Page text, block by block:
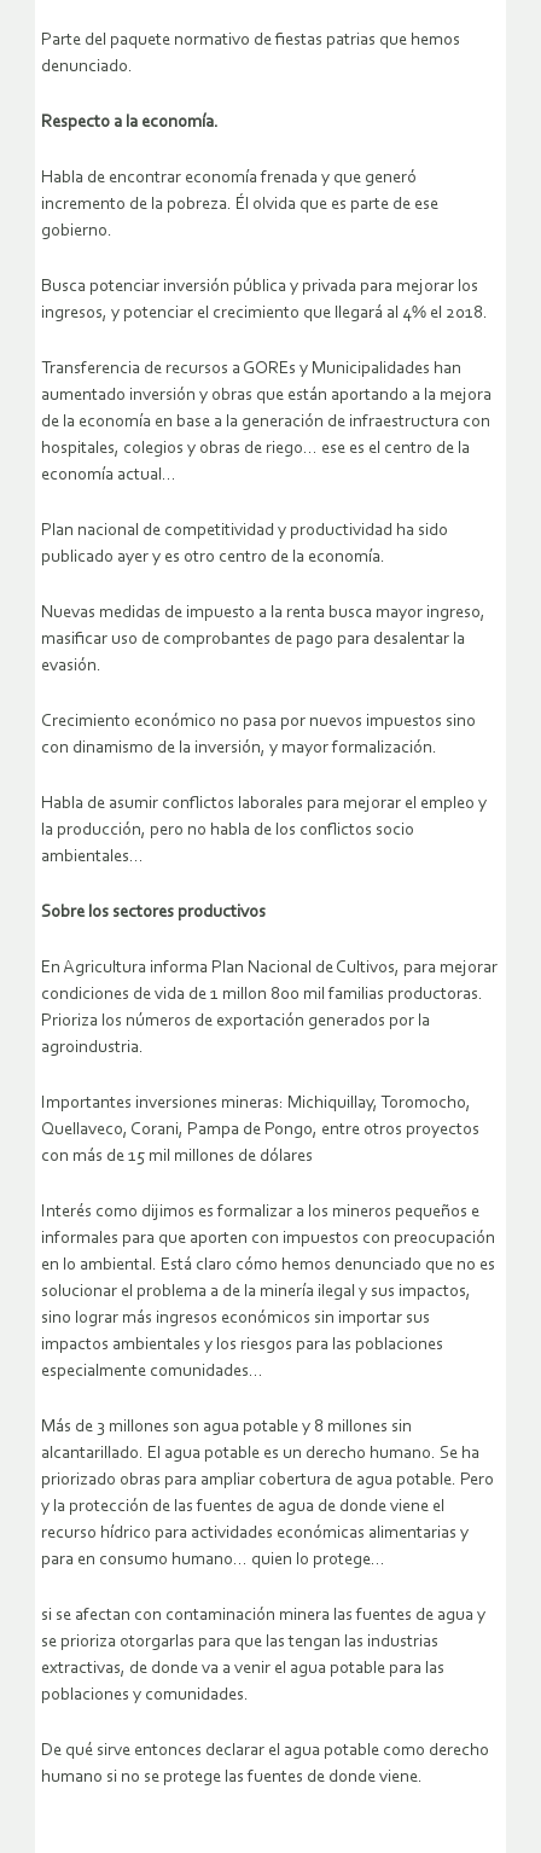
Parte del paquete normativo de fiestas patrias que hemos
denunciado.
Respecto a la economía.
Habla de encontrar economía frenada y que generó
incremento de la pobreza. Él olvida que es parte de ese
gobierno.
Busca potenciar inversión pública y privada para mejorar los
ingresos, y potenciar el crecimiento que llegará al 4% el 2018.
Transferencia de recursos a GOREs y Municipalidades han
aumentado inversión y obras que están aportando a la mejora
de la economía en base a la generación de infraestructura con
hospitales, colegios y obras de riego… ese es el centro de la
economía actual…
Plan nacional de competitividad y productividad ha sido
publicado ayer y es otro centro de la economía.
Nuevas medidas de impuesto a la renta busca mayor ingreso,
masificar uso de comprobantes de pago para desalentar la
evasión.
Crecimiento económico no pasa por nuevos impuestos sino
con dinamismo de la inversión, y mayor formalización.
Habla de asumir conflictos laborales para mejorar el empleo y
la producción, pero no habla de los conflictos socio
ambientales…
Sobre los sectores productivos
En Agricultura informa Plan Nacional de Cultivos, para mejorar
condiciones de vida de 1 millon 800 mil familias productoras.
Prioriza los números de exportación generados por la
agroindustria.
Importantes inversiones mineras: Michiquillay, Toromocho,
Quellaveco, Corani, Pampa de Pongo, entre otros proyectos
con más de 15 mil millones de dólares
Interés como dijimos es formalizar a los mineros pequeños e
informales para que aporten con impuestos con preocupación
en lo ambiental. Está claro cómo hemos denunciado que no es
solucionar el problema a de la minería ilegal y sus impactos,
sino lograr más ingresos económicos sin importar sus
impactos ambientales y los riesgos para las poblaciones
especialmente comunidades…
Más de 3 millones son agua potable y 8 millones sin
alcantarillado. El agua potable es un derecho humano. Se ha
priorizado obras para ampliar cobertura de agua potable. Pero
y la protección de las fuentes de agua de donde viene el
recurso hídrico para actividades económicas alimentarias y
para en consumo humano… quien lo protege…
si se afectan con contaminación minera las fuentes de agua y
se prioriza otorgarlas para que las tengan las industrias
extractivas, de donde va a venir el agua potable para las
poblaciones y comunidades.
De qué sirve entonces declarar el agua potable como derecho
humano si no se protege las fuentes de donde viene.